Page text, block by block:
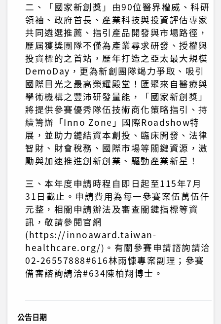
二、「國家新創獎」由90位醫界權威、科研
領袖、政府首長、產業科技與投資評估專家
共同遴選推薦、指引產品開發與市場路徑，
歷屆獲獎團隊不僅為產業尋求研發、授權與
投資標的之首站，歷年打造之亞太最大規模
DemoDay，更為新創團隊竭力爭取、吸引
國際目光之最高榮耀殿堂！匯聚來自醫療與
學術機構之豐沛研發量能，「國家新創獎」
將提供參賽優秀隊伍技術商化策略指引、持
續籌辦「Inno Zone」國際Roadshow特
展，並助力鏈結資本創投、臨床開發、法律
智財、財會稅務、國際市場等關鍵資源，激
勵與加速推進創新創業、驅動產業新星！
三、本年度申請時程自即日起至115年7月
31日截止。申請費用為每一參賽案伍萬伍仟
元整，相關申請辦法及審查關鍵指標等資
訊，敬請參閱官網
(https://innoaward.taiwan-
healthcare.org/)。有關參賽申請諮詢請洽
02-26557888#616林雨慷專案副理；參賽
備審諮詢請洽#634陳柏翔博士。
公告日期